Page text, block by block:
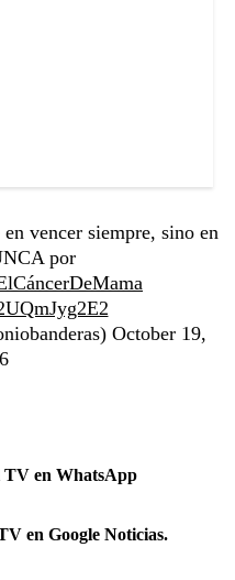
vencer siempre, sino en
por
October 19,
TV en WhatsApp
en Google Noticias.